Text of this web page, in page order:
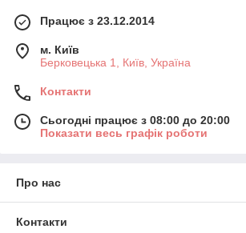
Працює з 23.12.2014
м. Київ
Берковецька 1, Київ, Україна
Контакти
Сьогодні працює з 08:00 до 20:00
Показати весь графік роботи
Про нас
Контакти